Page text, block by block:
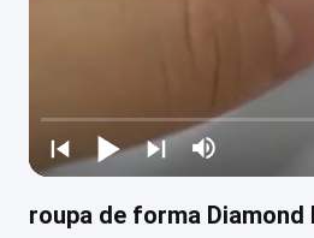
roupa de forma Diamond